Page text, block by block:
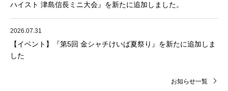
ハイスト 津島信長ミニ大会』を新たに追加しました。
2026.07.31
【イベント】『第5回 金シャチけいば夏祭り』を新たに追加しま
した
お知らせ一覧